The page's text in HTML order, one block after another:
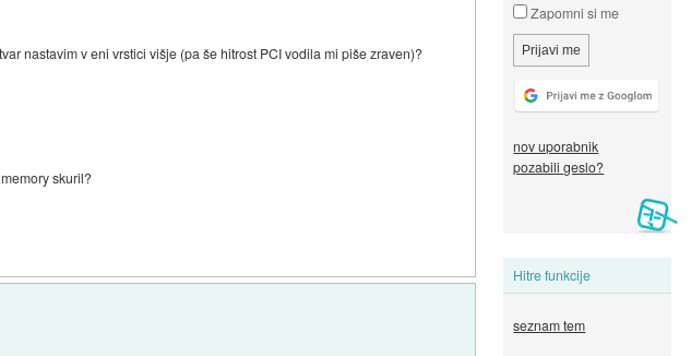
Zapomni si me
nov uporabnik
pozabili geslo?
Hitre funkcije
seznam tem
nastavim v eni vrstici višje (pa še hitrost PCI vodila mi piše zraven)?
skuril?